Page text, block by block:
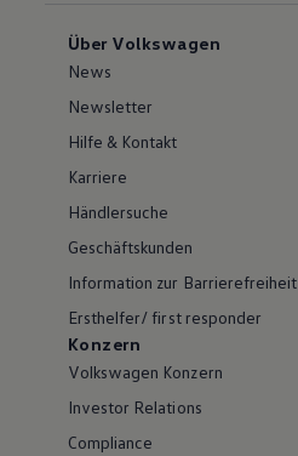
Über Volkswagen
News
Newsletter
Hilfe & Kontakt
Karriere
Händlersuche
Geschäftskunden
Information zur Barrierefreiheit
Ersthelfer/ first responder
Konzern
Volkswagen Konzern
Investor Relations
Compliance